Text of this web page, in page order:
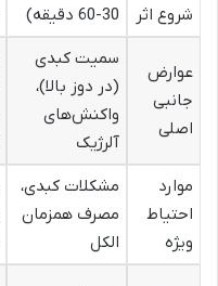
شروع اثر
30-60 دقیقه)
عوارض
جانبی
اصلی
سمیت کبدی
(در دوز بالا)،
واکنش‌های
آلرژیک
موارد
احتیاط
ویژه
مشکلات کبدی،
مصرف همزمان
الکل